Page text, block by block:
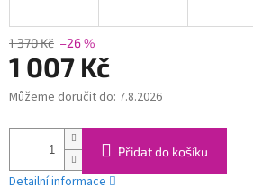
1 370 Kč –26 %
1 007 Kč
Měrná
Můžeme doručit do: 7.8.2026
Přidat do košíku
Detailní informace